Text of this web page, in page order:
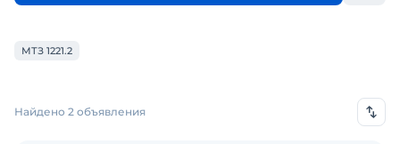
МТЗ 1221.2
Найдено 2 объявления